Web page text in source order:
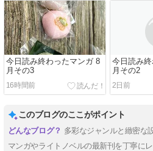
今日読み終わったマンガ 8
月その3
16時間前
今日読み
月その2
2日前
このブログのここがポイント
多彩なジャンルと緻密な
マンガやライトノベルの最新刊を丁寧に